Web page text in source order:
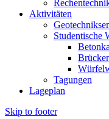
Aktivitäten
Studentische
Tagungen
Lageplan
Skip to footer